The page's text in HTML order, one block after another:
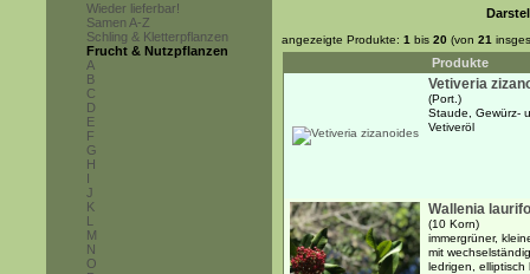
Wieder lieferbar!
Samen A-Z
Schling & Kletterpflanzen
Frucht & Nutzpflanzen
A
B
C
D
E
F
G
H
I
J
K
L
M
N
O
angezeigte Produkte: 1 bis 20 (von 21
Produkte
Vetiveria
(Port.)
Staude, Gewürz-
Vetiveröl
Wallenia
(10 Korn)
immergrüner,
mit
ledrigen, elliptisch